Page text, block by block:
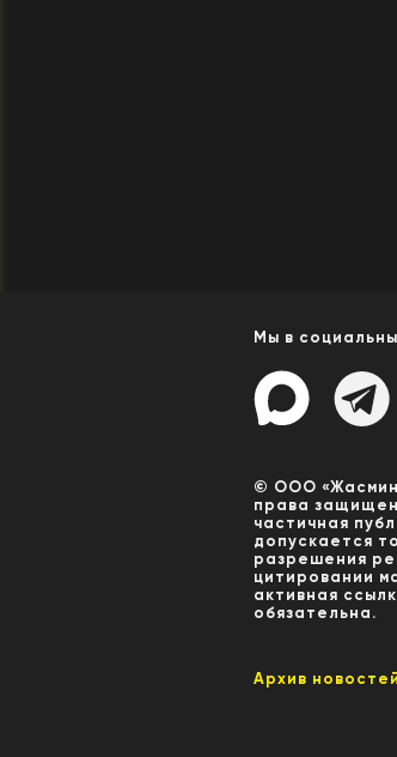
Мы в
© ООО
права
частичная
допускается
разрешения
цитировании
активная
обязательна.
Архив новостей